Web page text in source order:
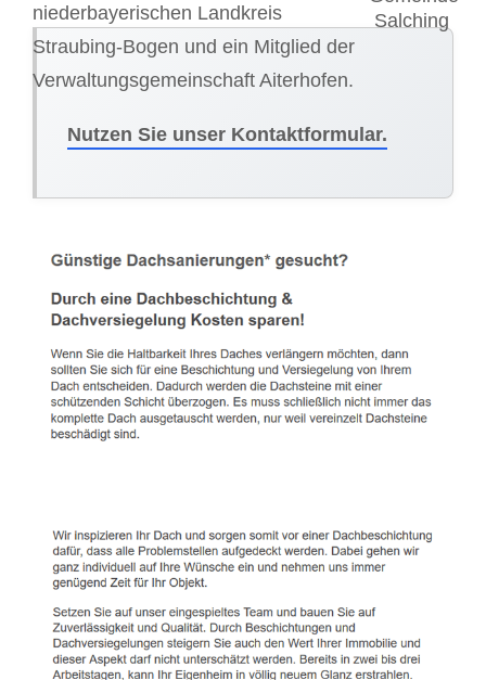
niederbayerischen Landkreis
Straubing-Bogen und ein Mitglied der
Verwaltungsgemeinschaft Aiterhofen.
Nutzen Sie unser Kontaktformular.